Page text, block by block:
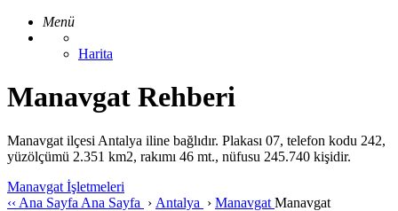
Menü
Harita
Manavgat Rehberi
Manavgat ilçesi Antalya iline bağlıdır. Plakası 07, telefon kodu 242,
yüzölçümü 2.351 km2, rakımı 46 mt., nüfusu 245.740 kişidir.
Manavgat İşletmeleri
‹‹ Ana Sayfa Ana Sayfa › Antalya › Manavgat Manavgat